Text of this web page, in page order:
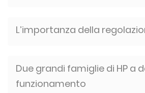
L’importanza della
Due grandi famiglie di HP a
funzionamento